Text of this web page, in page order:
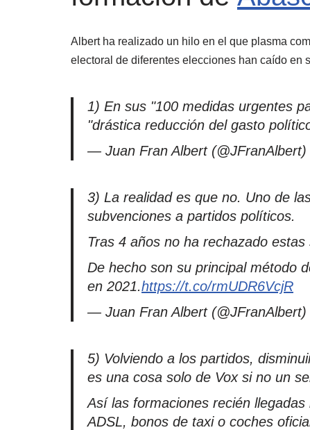
Albert ha realizado un hilo en el que plasma
electoral de diferentes elecciones han caído en
1) En sus "100 medidas urgentes
"drástica reducción del gasto
— Juan Fran Albert (@JFranAlbert)
3) La realidad es que no. Uno de
subvenciones a partidos políticos.
Tras 4 años no ha rechazado estas
De hecho son su principal método
en 2021.https://t.co/rmUDR6VcjR
— Juan Fran Albert (@JFranAlbert)
5) Volviendo a los partidos,
es una cosa solo de Vox si no un
Así las formaciones recién
ADSL, bonos de taxi o coches